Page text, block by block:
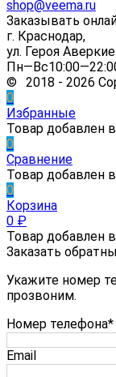
shop@veema.ru
Заказывать
г. Краснодар,
ул. Героя
© 2018 - 2026
0
Избранные
Товар добавлен
0
Сравнение
Товар добавлен
0
Корзина
0 ₽
Товар добавлен
Заказать
Укажите номер
прозвоним.
Номер телефона*
Email